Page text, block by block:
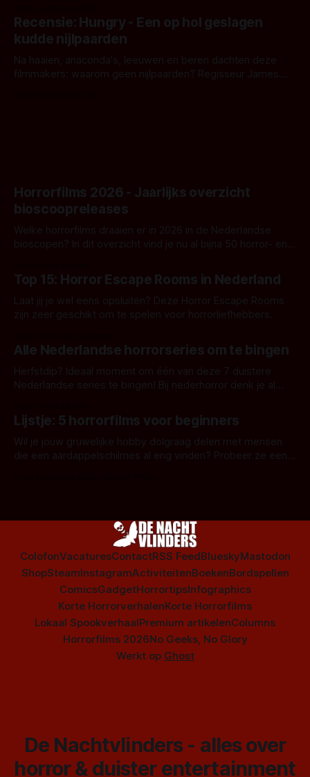
achtergrond, belooft iets kleurrijks maar onheilspellends,
iets ongrijpbaars. En dat maakt De Groen met ieder woord
waar.
Recensie: Hungry - Een op hol geslagen
kudde nijlpaarden
Na haaien, anaconda's, leeuwen en beren dachten deze
filmmakers: waarom geen nijlpaarden? Regisseur James
Horrorfilms 2026 - Jaarlijks overzicht
bioscoopreleases
Welke horrorfilms draaien er in 2026 in de Nederlandse
bioscopen? In dit overzicht vind je nu al bijna 50 horror- en
Top 15: Horror Escape Rooms in Nederland
Laat jij je wel eens opsluiten? Deze Horror Escape Rooms
zijn zeer geschikt om te spelen voor horrorliefhebbers.
Alle Nederlandse horrorseries om te bingen
Herfstdip? Ideaal moment om één van deze 7 duistere
Nederlandse series te bingen! Bij nederhorror denk je al
Amsterdamned of The Johnsons. Maar Nederlandse horror
is niet beperkt tot films. Hier een aantal Nederlandse tv-
series uit het duistere of horrorgenre. Als
Lijstje: 5 horrorfilms voor beginners
Wil je jouw gruwelijke hobby dolgraag delen met mensen
die een aardappelschilmes al eng vinden? Probeer ze eens
ColofonVacaturesContactRSS FeedBlueskyMastodon
ShopSteamInstagramActiviteitenBoekenBordspellen
ComicsGadgetHorrortipsInfographics
Korte HorrorverhalenKorte Horrorfilms
Lokaal SpookverhaalPremium artikelenColumns
Horrorfilms 2026No Geeks, No Glory
Werkt op Ghost
De Nachtvlinders - alles over
horror & duister entertainment